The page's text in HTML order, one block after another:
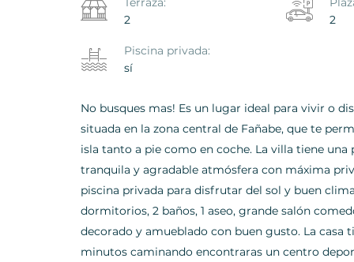
2
2
Piscina privada:
sí
No busques mas! Es un lugar ideal para vivir o
situada en la zona central de Fañabe, que te
isla tanto a pie como en coche. La villa tiene
tranquila y agradable atmósfera con máxima
piscina privada para disfrutar del sol y buen
dormitorios, 2 baños, 1 aseo, grande salón
decorado y amueblado con buen gusto. La casa
minutos caminando encontraras un centro